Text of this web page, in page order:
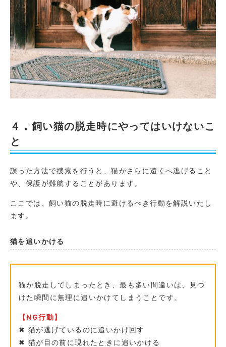
４．飼い猫の脱走時にやってはいけないこ
と
誤った方法で捜索を行うと、猫がさらに遠くへ逃げること
や、保護が難航することがあります。
ここでは、飼い猫の脱走時に避けるべき行動を解説いたし
ます。
猫を追いかける
猫が脱走してしまったとき、最も多い間違いは、見つ
けた瞬間に無理に追いかけてしまうことです。
【NG行動】
✖︎ 猫が逃げているのに追いかけ回す
✖︎ 猫が目の前に現れたときに追いかける